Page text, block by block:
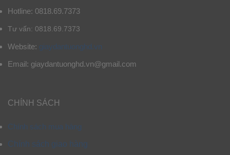
Hotline: 0818.69.7373
Tư vấn: 0818.69.7373
Website: giaydantuonghd.vn
Email: giaydantuonghd.vn@gmail.com
CHÍNH SÁCH
Chính sách mua hàng
Chính sách giao hàng